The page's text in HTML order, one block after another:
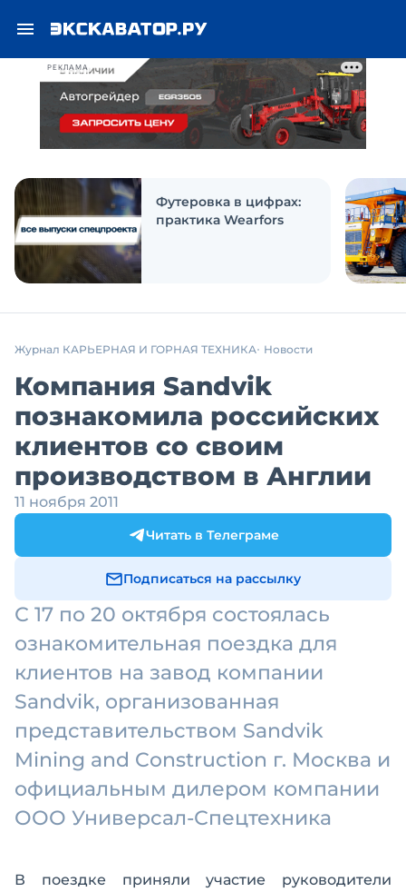
РЕКЛАМА
Футеровка в цифрах:
практика Wearfors
Журнал КАРЬЕРНАЯ И ГОРНАЯ ТЕХНИКА Новости
Компания Sandvik
познакомила российских
клиентов со своим
производством в Англии
11 ноября 2011
Читать в Телеграме
Подписаться на рассылку
С 17 по 20 октября состоялась
ознакомительная поездка для
клиентов на завод компании
Sandvik, организованная
представительством Sandvik
Mining and Construction г. Москва и
официальным дилером компании
ООО Универсал-Спецтехника
В поездке приняли участие руководители